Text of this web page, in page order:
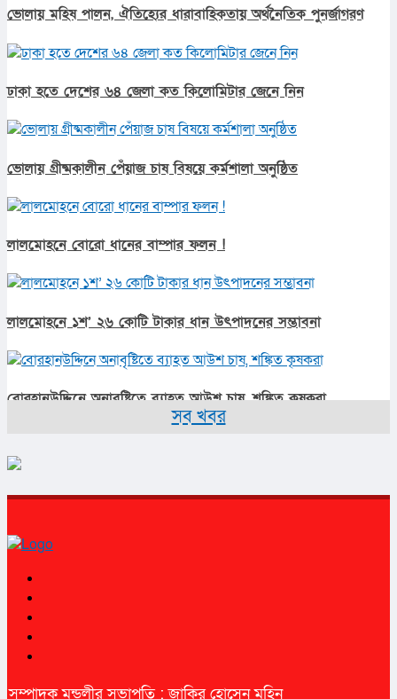
ভোলায় মহিষ পালন, ঐতিহ্যের ধারাবাহিকতায় অর্থনৈতিক পুনর্জাগরণ
ঢাকা হতে দেশের ৬৪ জেলা কত কিলোমিটার জেনে নিন
ভোলায় গ্রীষ্মকালীন পেঁয়াজ চাষ বিষয়ে কর্মশালা অনুষ্ঠিত
লালমোহনে বোরো ধানের বাম্পার ফলন !
লালমোহনে ১শ’ ২৬ কোটি টাকার ধান উৎপাদনের সম্ভাবনা
বোরহানউদ্দিনে অনাবৃষ্টিতে ব্যাহত আউশ চাষ, শঙ্কিত কৃষকরা
সব খবর
সম্পাদক মন্ডলীর সভাপতি : জাকির হোসেন মহিন